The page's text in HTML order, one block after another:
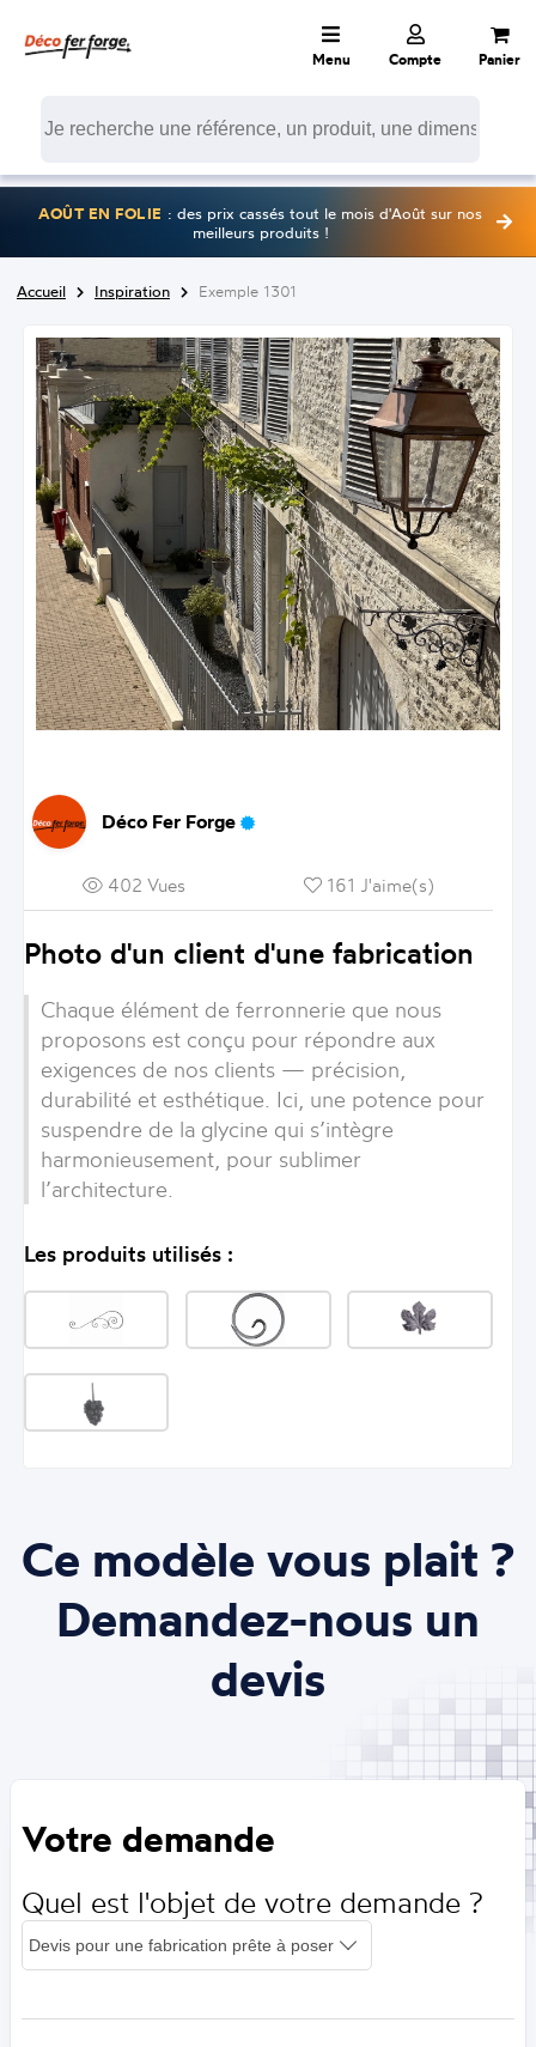
Menu Compte Panier
AOÛT EN FOLIE : des prix cassés tout le mois d'Août sur nos
meilleurs produits !
Accueil Inspiration Exemple 1301
Déco Fer Forge
402 Vues 161 J'aime(s)
Photo d'un client d'une fabrication
Chaque élément de ferronnerie que nous
proposons est conçu pour répondre aux
exigences de nos clients — précision,
durabilité et esthétique. Ici, une potence pour
suspendre de la glycine qui s’intègre
harmonieusement, pour sublimer
l’architecture.
Les produits utilisés :
Ce modèle vous plait ?
Demandez-nous un
devis
Votre demande
Quel est l'objet de votre demande ?